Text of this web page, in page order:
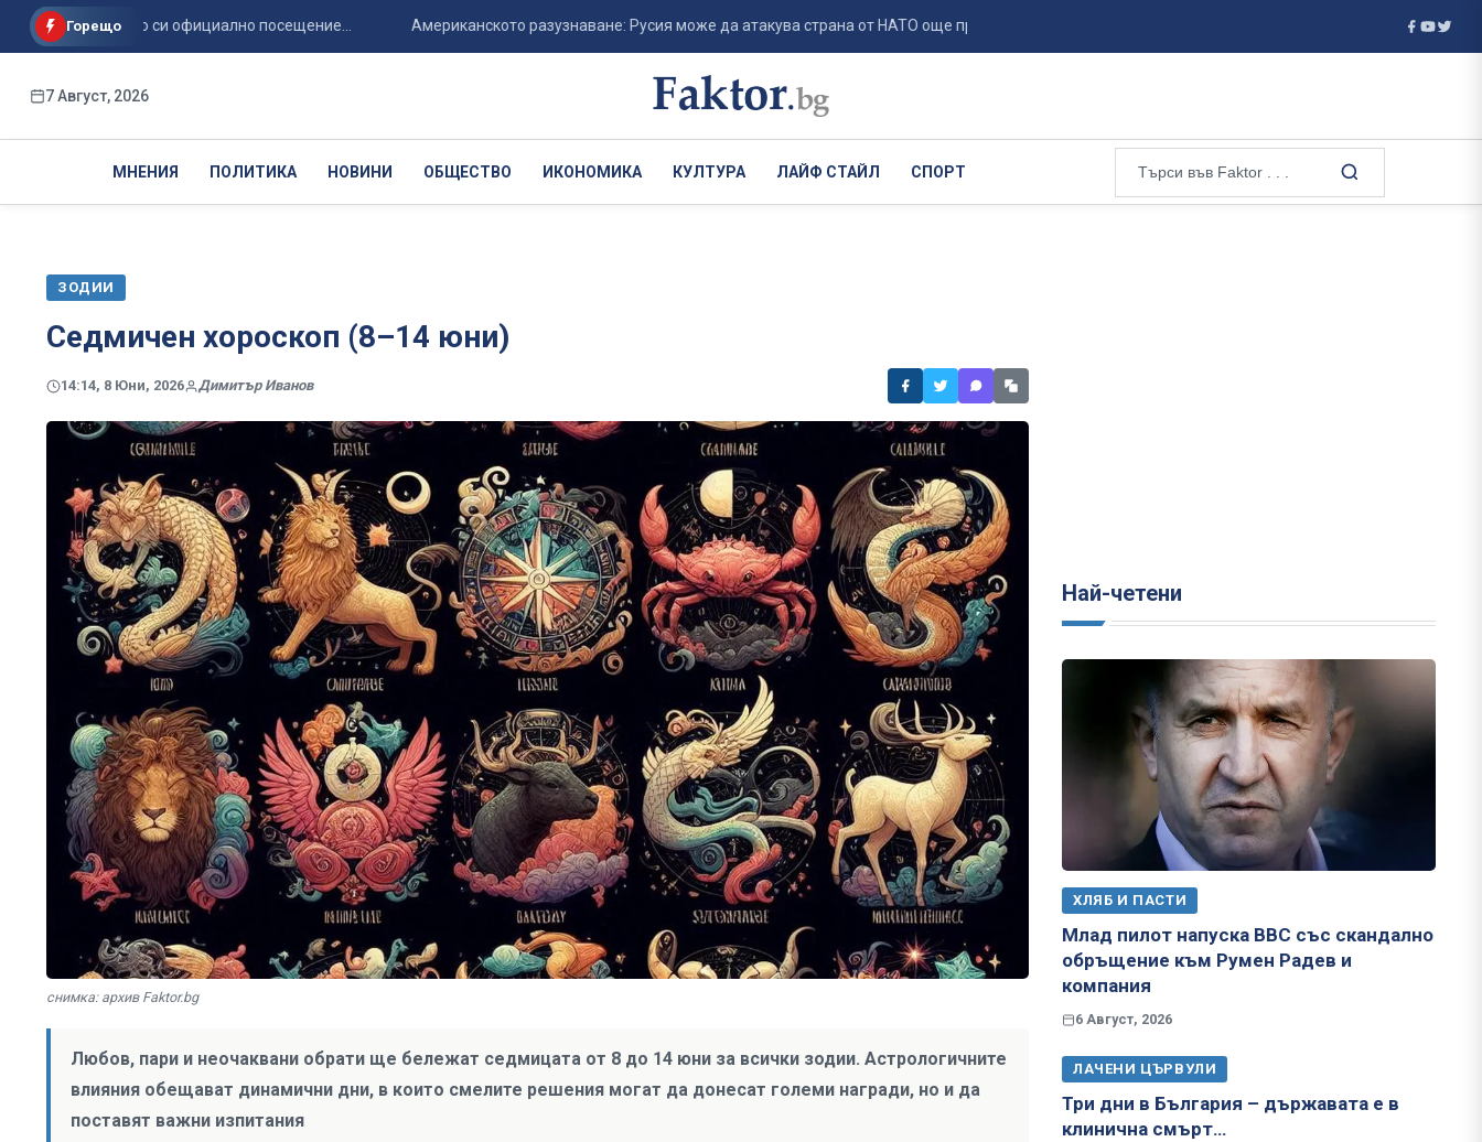
Горещо
на първото си официално посещение... Американското разузнаване: Русия може да атакува страна от НАТО още през тази ес... Италия отхвърли ултиматума на Испания за
7 Август, 2026
МНЕНИЯ ПОЛИТИКА НОВИНИ ОБЩЕСТВО ИКОНОМИКА КУЛТУРА ЛАЙФ СТАЙЛ СПОРТ
ЗОДИИ
Седмичен хороскоп (8–14 юни)
14:14, 8 Юни, 2026 Димитър Иванов
снимка: архив Faktor.bg
Любов, пари и неочаквани обрати ще бележат седмицата от 8 до 14 юни за всички зодии. Астрологичните
влияния обещават динамични дни, в които смелите решения могат да донесат големи награди, но и да
поставят важни изпитания
Най-четени
ХЛЯБ И ПАСТИ
Млад пилот напуска ВВС със скандално
обръщение към Румен Радев и
компания
6 Август, 2026
ЛАЧЕНИ ЦЪРВУЛИ
Три дни в България – държавата е в
клинична смърт…